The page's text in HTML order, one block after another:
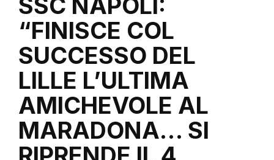
“FINISCE COL
SUCCESSO DEL
LILLE L’ULTIMA
AMICHEVOLE AL
MARADONA… SI